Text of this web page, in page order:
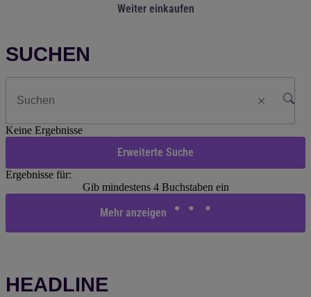
Weiter einkaufen
SUCHEN
Keine Ergebnisse
Erweiterte Suche
Ergebnisse für:
Gib mindestens 4 Buchstaben ein
Mehr anzeigen
HEADLINE